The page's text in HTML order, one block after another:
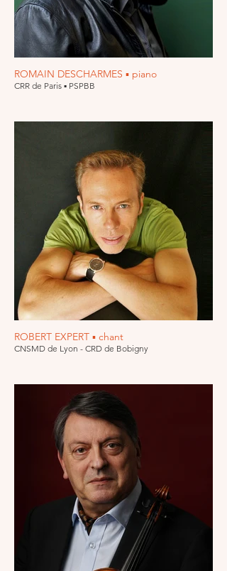
ROMAIN DESCHARMES ▪ piano
CRR de Paris ▪ PSPBB
ROBERT EXPERT ▪ chant
CNSMD de Lyon - CRD de Bobigny